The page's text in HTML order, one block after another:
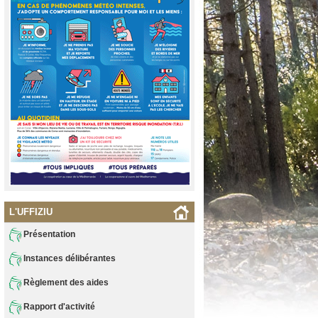
L'UFFIZIU
Présentation
Instances délibérantes
Règlement des aides
Rapport d'activité